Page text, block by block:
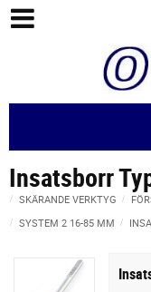
Insatsborr
SKÄRANDE VERKTYG
SYSTEM 2 16-85 MM